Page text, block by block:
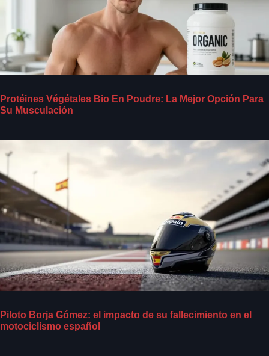
Protéines Végétales Bio En Poudre: La Mejor Opción Para
Su Musculación
Piloto Borja Gómez: el impacto de su fallecimiento en el
motociclismo español